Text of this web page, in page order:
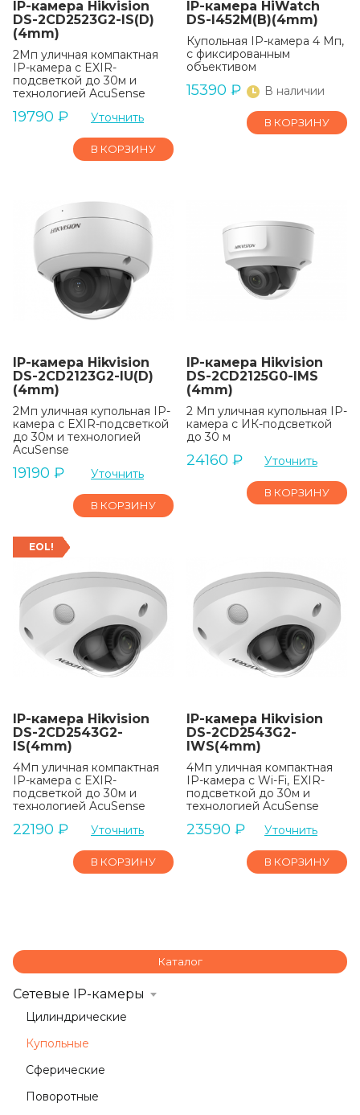
IP-камера Hikvision
DS-2CD2523G2-IS(D)
(4mm)
2Мп уличная компактная
IP-камера с EXIR-
подсветкой до 30м и
технологией AcuSense
19790 ₽ Уточнить
В КОРЗИНУ
IP-камера HiWatch
DS-I452M(B)(4mm)
Купольная IP-камера 4 Мп,
с фиксированным
объективом
15390 ₽ В наличии
В КОРЗИНУ
IP-камера Hikvision
DS-2CD2123G2-IU(D)
(4mm)
2Мп уличная купольная IP-
камера с EXIR-подсветкой
до 30м и технологией
AcuSense
19190 ₽ Уточнить
В КОРЗИНУ
IP-камера Hikvision
DS-2CD2125G0-IMS
(4mm)
2 Мп уличная купольная IP-
камера с ИК-подсветкой
до 30 м
24160 ₽ Уточнить
В КОРЗИНУ
EOL!
IP-камера Hikvision
DS-2CD2543G2-
IS(4mm)
4Мп уличная компактная
IP-камера с EXIR-
подсветкой до 30м и
технологией AcuSense
22190 ₽ Уточнить
В КОРЗИНУ
IP-камера Hikvision
DS-2CD2543G2-
IWS(4mm)
4Мп уличная компактная
IP-камера с Wi-Fi, EXIR-
подсветкой до 30м и
технологией AcuSense
23590 ₽ Уточнить
В КОРЗИНУ
Каталог
Сетевые IP-камеры
Цилиндрические
Купольные
Сферические
Поворотные